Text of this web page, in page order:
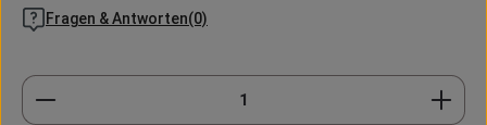
Fragen & Antworten(0)
Produkt Anzahl: Gib den gewünschten Wert ein